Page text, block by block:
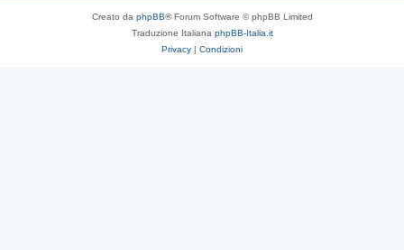
Creato da phpBB® Forum Software © phpBB Limited
Traduzione Italiana phpBB-Italia.it
Privacy | Condizioni